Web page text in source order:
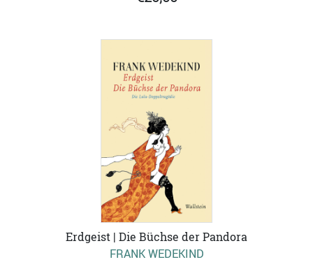
Erdgeist | Die Büchse der Pandora
FRANK WEDEKIND